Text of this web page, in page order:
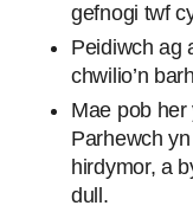
gefnogi twf
Peidiwch ag
chwilio’n
Mae pob
Parhewch
hirdymor, a
dull.